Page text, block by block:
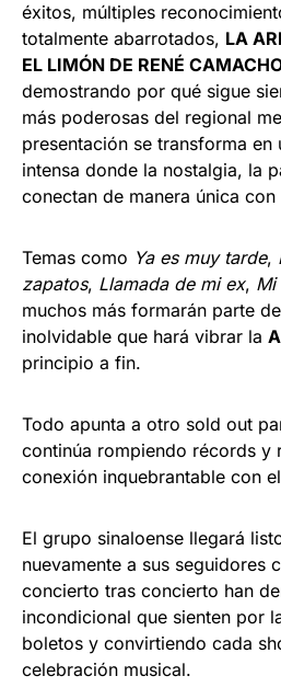
éxitos, múltiples
totalmente abarrotados, LA
EL LIMÓN DE RENÉ
demostrando por qué sigue
más poderosas del regional
presentación se transforma en
intensa donde la nostalgia, la
conectan de manera única
Temas como Ya es muy tarde,
zapatos, Llamada de mi ex, Mi
muchos más formarán parte
inolvidable que hará vibrar la
principio a fin.
Todo apunta a otro sold out
continúa rompiendo récords y
conexión inquebrantable con
El grupo sinaloense llegará
nuevamente a sus seguidores
concierto tras concierto han
incondicional que sienten por
boletos y convirtiendo cada
celebración musical.